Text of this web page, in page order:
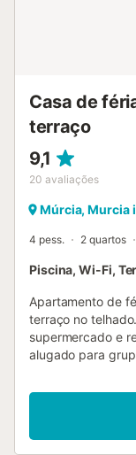
ténis e padel e
Casa de
terraço
9,1
20 avaliações
Múrcia, Murcia
4 pess. 2 quartos
Piscina, Wi-Fi,
Apartamento de
terraço no
supermercado e
alugado para
9.000.000 m2 e
especialmente
Jack Nicklaus,
uma vasta gama